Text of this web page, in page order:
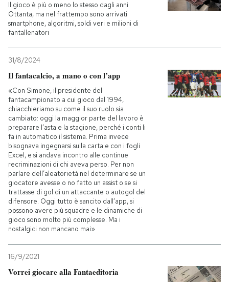
Sport
Mondiali calcio 2026
NEWSLETTER
I MIEI PREFERITI
SHOP
CALENDARIO
AREA PERSONALE
Entra
Il gioco è più o meno lo stesso dagli anni
Ottanta, ma nel frattempo sono arrivati
smartphone, algoritmi, soldi veri e milioni di
fantallenatori
31/8/2024
Il fantacalcio, a mano o con l’app
«Con Simone, il presidente del
fantacampionato a cui gioco dal 1994,
chiacchieriamo su come il suo ruolo sia
cambiato: oggi la maggior parte del lavoro è
preparare l’asta e la stagione, perché i conti li
fa in automatico il sistema. Prima invece
bisognava ingegnarsi sulla carta e con i fogli
Excel, e si andava incontro alle continue
recriminazioni di chi aveva perso. Per non
parlare dell’aleatorietà nel determinare se un
giocatore avesse o no fatto un assist o se si
trattasse di gol di un attaccante o autogol del
difensore. Oggi tutto è sancito dall’app, si
possono avere più squadre e le dinamiche di
gioco sono molto più complesse. Ma i
nostalgici non mancano mai»
16/9/2021
Vorrei giocare alla Fantaeditoria